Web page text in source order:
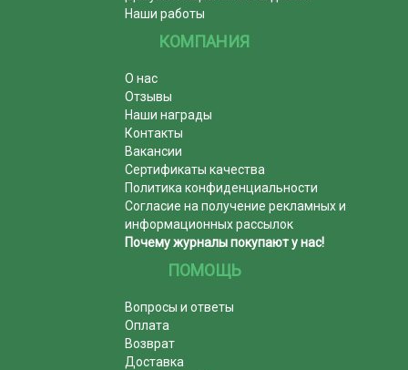
Наши работы
КОМПАНИЯ
О нас
Отзывы
Наши награды
Контакты
Вакансии
Сертификаты качества
Политика конфиденциальности
Согласие на получение рекламных и
информационных рассылок
Почему журналы покупают у нас!
ПОМОЩЬ
Вопросы и ответы
Оплата
Возврат
Доставка